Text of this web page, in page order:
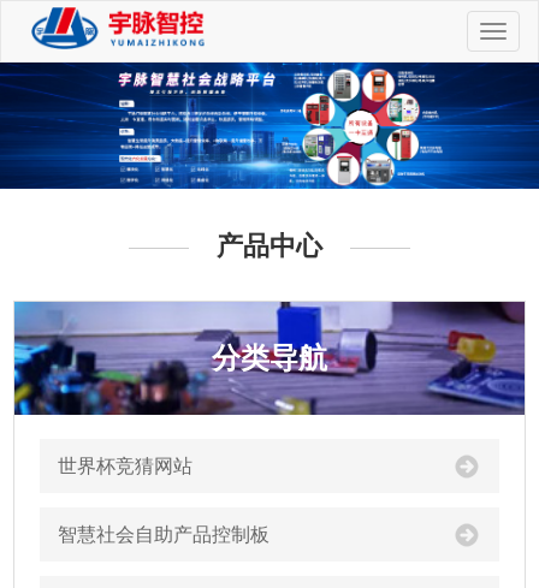
切
换
航
产品中心
分类导航
世界杯竞猜网站
智慧社会自助产品控制板